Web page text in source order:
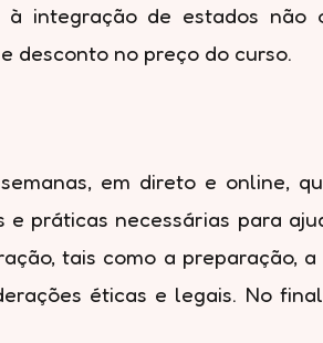
integração de estados não
desconto no preço do curso.
em direto e online,
práticas necessárias para
tais como a preparação, a
éticas e legais. No